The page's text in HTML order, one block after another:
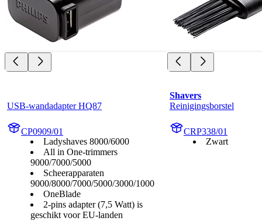
USB-wandadapter HQ87
CP0909/01
Ladyshaves 8000/6000
All in One-trimmers
9000/7000/5000
Scheerapparaten
9000/8000/7000/5000/3000/1000
OneBlade
2-pins adapter (7,5 Watt) is
geschikt voor EU-landen
Shavers
Reinigingsborstel
CRP338/01
Zwart